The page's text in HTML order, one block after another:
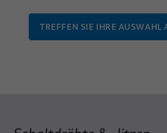
TREFFEN SIE IHRE AUSWAHL